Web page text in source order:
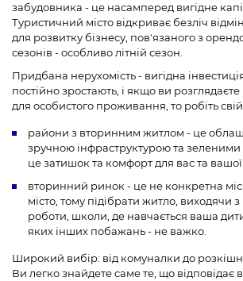
забудовника - це насамперед вигідне
Туристичний місто відкриває безліч
для розвитку бізнесу, пов'язаного з
сезонів - особливо літній сезон.
Придбана нерухомість - вигідна
постійно зростають, і якщо ви
для особистого проживання, то робіть
райони з вторинним житлом - це
зручною інфраструктурою та
це затишок та комфорт для вас та
вторинний ринок - це не конкретна
місто, тому підібрати житло, виходячи
роботи, школи, де навчається ваша
яких інших побажань - не важко.
Широкий вибір: від комуналки до
Ви легко знайдете саме те, що